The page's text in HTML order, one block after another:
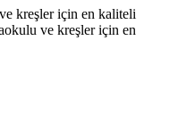
kreşler için en kaliteli
ve kreşler için en